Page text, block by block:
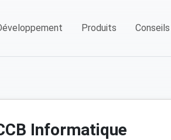
Produits Conseils
Informatique